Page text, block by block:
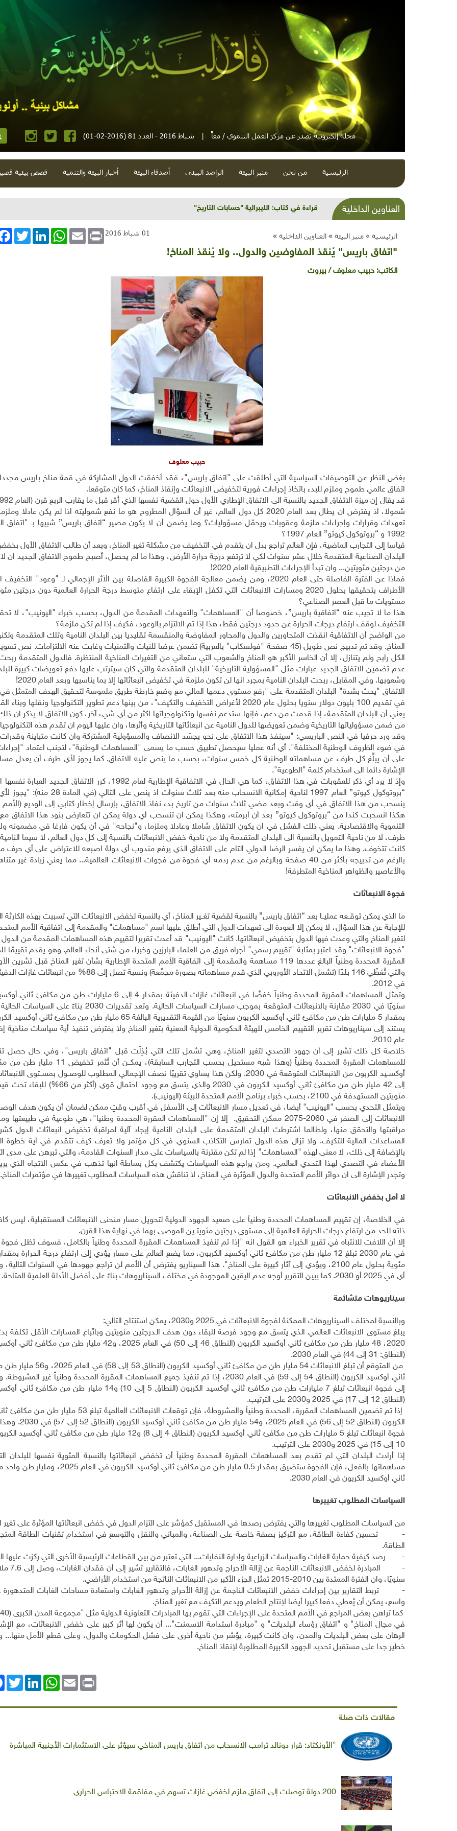
مجلة إلكترونية تصدر عن مركز العمل التنموي / معاً | شباط 2016 - العدد 81 (2016-02-01)
الرئيسية من نحن منبر البيئة الراصد البيئي أصدقاء البيئة أخبار البيئة والتنمية قصص بيئية
العناوين الداخلية التوابل والمطيبات من أشجار فلسطين (السماق والغار)
الرئيسية » منبر البيئة » العناوين الداخلية »
TwitterLinkedInWhatsApp Email Print 01 شباط 2016
"اتفاق باريس" يُنقذ المفاوضين والدول.. ولا يُنقذ المناخ!
الكاتب: حبيب معلوف / بيروت
حبيب معلوف
بغض النظر عن التوصيفات السياسية التي أطلقت على "اتفاق باريس"، فقد أخفقت الدول المشاركة في قمة مناخ باريس
اتفاق عالمي طموح وملزم للبدء باتخاذ إجراءات فورية لتخفيض الانبعاثات وإنقاذ المناخ، كما كان متوقعا.
شمولا، اذ يفترض ان يطال بعد العام 2020 كل دول العالم، غير أن السؤال المطروح هو ما نفع شموليته اذا لم يكن عادلا
تعهدات وقرارات وإجراءات ملزمة وعقوبات ويحمّل مسؤوليات؟ وما يضمن أن لا يكون مصير “اتفاق باريس” شبيها بـ "اتفاق
1992 و “بروتوكول كيوتو” العام 1997؟
قياسا إلى التجارب الماضية، فإن العالم تراجع بدل ان يتقدم في التخفيف من مشكلة تغير المناخ، وبعد أن طالب الاتفاق الأول
البلدان الصناعية المتقدمة خلال عشر سنوات لكي لا ترتفع درجة حرارة الأرض، وهذا ما لم يحصل، أصبح طموح الاتفاق الجديد ان لا
من درجتين مئويتين... وان تبدأ الإجراءات التطبيقية العام 2020
!
فماذا عن الفترة الفاصلة حتى العام 2020، ومن يضمن معالجة الفجوة الكبيرة الفاصلة بين الأثر الإجمالي لـ "وعود"
الأطراف بتحقيقها بحلول 2020 ومسارات الانبعاثات التي تكفل الإبقاء على ارتفاع متوسط درجة الحرارة العالمية دون
مستويات ما قبل العصر الصناعي؟
هذا ما لا تجيب عنه “اتفاقية باريس”، خصوصا أن "المساهمات" والتعهدات المقدمة من الدول، بحسب خبراء "اليونيب"، لا
التخفيف لوقف ارتفاع درجات الحرارة عن حدود درجتين فقط، هذا إذا تم الالتزام بالوعود، فكيف إذا لم تكن ملزمة؟
من الواضح أن الاتفاقية انقذت المتحاورين والدول والمحاور المفاوضة والمنقسمة تقليديا بين البلدان النامية وتلك المتقدمة
المناخ. وقد تم تدبيج نص طويل (45 صفحة "فولسكاب" بالعربية) تضمن عرضا للنيات والتمنيات وغابت عنه الالتزامات. نص
الكل رابح ولم يتنازل، إلا أن الخاسر الأكبر هو المناخ والشعوب التي ستعاني من التغيرات المناخية المنتظرة. فالدول المتقدمة
عدم تضمين الاتفاق الجديد عبارات مثل "المسؤولية التاريخية" للبلدان المتقدمة والتي كان سيترتب عليها دفع تعويضات كبيرة
وشعوبها. وفي المقابل، ربحت البلدان النامية بمجرد انها لن تكون ملزمة في تخفيض انبعاثاتها إلا بما يناسبها وبعد العام 2020
!
الاتفاق "يحث بشدة" البلدان المتقدمة على "رفع مستوى دعمها المالي مع وضع خارطة طريق ملموسة لتحقيق الهدف المتمثل في
في تقديم 100 بليون دولار سنويا بحلول عام 2020 لأغراض التخفيف والتكيف"، من بينها دعم تطوير التكنولوجيا ونقلها
يعني أن البلدان المتقدمة، إذا قدمت من دعم، فإنها ستدعم نفسها وتكنولوجياتها اكثر من أي شيء آخر، كون الاتفاق لا يذكر ان
من ضمن مسؤولياتها التاريخية وضمن تعويضها للدول النامية عن انبعاثاتها التاريخية وأثرها، وان عليها اليوم ان تقدم هذه
وقد ورد حرفيا في النص الباريسي: "سينفذ هذا الاتفاق على نحو يجسّد الانصاف والمسؤولية المشتركة وان كانت متباينة
في ضوء الظروف الوطنية المختلفة". أي أنه عمليا سيحصل تطبيق حسب ما يسمى "المساهمات الوطنية"، لتجنب اعتماد
على أن يبلِّغ كل طرف عن مساهماته الوطنية كل خمس سنوات، بحسب ما ينص عليه الاتفاق. كما يجوز لأي طرف أن يعدل
الإشارة دائما الى استخدام كلمة "الطوعية".
وإذ لا يرد أي ذكر للعقوبات في هذا الاتفاق، كما هي الحال في الاتفاقية الإطارية لعام 1992، كرر الاتفاق
“بروتوكول كيوتو” العام 1997 لناحية إمكانية الانسحاب منه بعد ثلاث
ينسحب من هذا الاتفاق في أي وقت وبعد مضي ثلاث سنوات من تاريخ بدء نفاذ الاتفاق، بإرسال إخطار كتابي إلى الوديع (الأمم
هكذا انسحبت كندا من “بروتوكول كيوتو” بعد أن أبرمته، وهكذا يمكن ان تنسحب أي دولة يمكن ان تتعارض بنود هذا الاتفاق مع
التنموية والاقتصادية. يعني ذلك الفشل في ان يكون الاتفاق شاملا وعادلا وملزما، و"نجاحه" في أن يكون فارغا في مضمونه
طرف، لا من ناحية التمويل بالنسبة الى البلدان المتقدمة ولا من ناحية خفض الانبعاثات بالنسبة إلى كل دول العالم، لا سيما
كانت تتخوف. وهذا ما يمكن ان يفسر الرضا الدولي التام على الاتفاق الذي يرفع مندوب أي دولة اصبعه للاعتراض على أي حرف
بالرغم من تدبيجه بأكثر من 40 صفحة وبالرغم من عدم ردمه أي فجوة من فجوات الانبعاثات العالمية... مما يعني زيادة غير
والأعاصير والظواهر المناخية المتطرفة!
فجوة الانبعاثات
ما الذي يمكن توقــعه عمليــا بعد “اتفاق باريس” بالنسبة لقضية تغــير المناخ، أي بالنسبة لخفض الانبعاثات التي تسببت بهذه الكارثة
للإجابة عن هذا السؤال، لا يمكن إلا العودة الى تعهدات الدول التي أطلق عليها اسم "مساهمات" والمقدمة إلى اتفاقية الأمم
لتغير المناخ والتي وعدت فيها الدول بتخفيض انبعاثاتها. كانت "اليونيب" قد أعدت تقريرا لتقييم هذه المساهمات المقدمة من
"فجوة الانبعاثات" وقد اعتبر بمثابة "تقييم رسمي" أجراه فريق من العلماء البارزين وخبراء من شتى أنحاء العالم. وهو يقدم تقييمًا
والتي تُغطِّي 146 بلدًا (تشمل الاتحاد الأوروبي الذي قدم مساهماته بصورة مجمَّعة) ونسبة تصل إلى
في 2012
.
وتمثل المساهمات المقررة المحددة وطنياً خفضًا في انبعاثات غازات الدفيئة بمقدار 4 إلى 6 مليارات طن
سنويًا في 2030 مقارنة بالانبعاثات المتوقعة بموجب مسارات السياسات الحالية. وتعد تقديرات
بمقدار 5 مليارات طن من مكافئ ثاني أوكسيد الكربون سنويًا من القيمة التقديرية البالغة 65 مليار طن من
يستند إلى سيناريوهات تقرير التقييم الخامس للهيئة الحكومية الدولية المعنية بتغير المناخ ولا يفترض تنفيذ أية سياسات مناخية
عام 2010
.
خلاصة كل ذلك تشير إلى أن جهود التصدي لتغير المناخ، وهي تشمل تلك التي بُذِلَت قبل "اتفاق باريس"، وفي حال حصل
للمساهمات المقررة المحددة وطنياً (وهذا شبه مستحيل بحسب التجارب
أوكســيد الكربون من الانبعاثات المتوقعة في 2030. ولكن هذا يساوي تقريبًا نصف الإجمالي المطلوب للوصــول بمســتوى
إلى 42 مليار طن من مكافئ ثاني أوكسيد الكربون في 2030 والذي يتسق مع وجود
مئويتين المستهدفة في 2100، بحسب خبراء برنامج الأمم المتحدة للبيئة (اليونيب).
ويتمثل التحدي بحسب "اليونيب" أيضا، في تعديل مسار الانبعاثات إلى الأسفل في أقرب وقتٍ ممكن لضمان أن يكون هدف
الانبعاثات إلى الصفر في 2060-2075 ممكن التحقيق
. إلا إن "المساهمات المقررة المحددة وطنيا"، هي طوعية في طبيعتها
مراقبتها والتحقق منها، ولطالما اشترطت البلدان المتقدمة على البلدان النامية إيجاد آلية لمراقبة تخفيض انبعاثات الدول
المساعدات المالية للتكيف. ولا تزال هذه الدول تمارس التكاذب السنوي في كل مؤتمر ولا تعرف كيف تتقدم في أية خطوة
بالإضافة إلى ذلك، لا معنى لهذه "المساهمات" إذا لم تكن مقترنة بالسياسات على مدار السنوات القادمة، والتي تبرهن على مدى
الأعضاء في التصدي لهذا التحدي العالمي. ومن يراجع هذه السياسات يكتشف بكل بساطة انها تذهب في عكس الاتجاه الذي
وتجدر الإشارة الى ان دوائر الأمم المتحدة والدول المؤثرة في المناخ، لا تناقش هذه السياسات المطلوب تغييرها في مؤتمرات المناخ.
لا أمل بخفض الانبعاثات
في الخلاصة، إن تقييم المساهمات المحددة وطنياً على صعيد الجهود الدولية لتحويل مسار منحنى الانبعاثات المستقبلية، ليس
ذاته للحد من ارتفاع درجات الحرارة العالمية إلى مستوى درجتين مئويتــين الموصى بهما في نهاية هذا القرن.
إلا أن اللافت للانتباه في تقرير الخبراء هو القول انه "إذا تم تنفيذ المساهمات المقررة المحددة وطنياً بالكامل، فسوف تظل فجوة
مئوية بحلول عام 2100، ويؤدي إلى آثار كبيرة على المناخ". هذا السيناريو يفترض أن الأمم لن تراجع جهودها في السنوات
أي في 2025 أو 2030. كما يبين التقرير أوجه عدم اليقين الموجودة في مختلف السيناريوهات بناءً على أفضل الأدلة العلمية المتاحة
.
سيناريوهات متشائمة
وبالنسبة لمختلف السيناريوهات الممكنة لفجوة الانبعاثات في 2025 و 0203، يمكن استنتاج التالي
:
يبلغ مستوى الانبعاثات العالمي الذي يتسق مع وجود فرصة للبقاء دون هدف الـدرجتين مئويتين وباتّباع المسارات الأقل تكلفة
2020، 48 مليار طن من مكافئ ثاني أوكسيد الكربون (النطاق 46 إلى 50) في العام 2025، و42 مليار
(النطاق: 31 إلى 44) في العام 2030
.
من المتوقع أن تبلغ الانبعاثات 54 مليار طن من مكافئ ثاني
ثاني أوكسيد الكربون (النطاق 54 إلى 59) في العام 2030، إذا تم تنفيذ جميع المساهمات المقررة المحددة وطنياً غير
إلى فجوة انبعاثات تبلغ 7 مليارات طن من مكافئ ثاني أوكسيد الكربون (النطاق 5 إلى 10) و14 مليار
(النطاق 12 إلى 17) في 2025 و2030 على الترتيب
.
إذا تم تضمين المساهمات المقررة، المحددة وطنياً والمشروطة، فإن توقعات الانبعاثات
الكربون (النطاق 52 إلى 56) في العام 2025،
فجوة انبعاثات تبلغ 5 مليارات طن من مكافئ ثاني أوكسيد الكربون (النطاق 4 إلى 8) و12 مليار طن من مكافئ
10 إلى 15) في 2025 و2030 على الترتيب
.
إذا أرادت البلدان التي لم تقدم بعد المساهمات المقررة المحددة وطنياً أن تخفض انبعاثاتها بالنسبة المئوية نفسها للبلدان
مساهماتها بالفعل، فإن الفجوة ستضيق بمقدار 0.5 مليار طن من مكافئ ثاني أوكسيد
ثاني أوكسيد الكربون في العام 2030
.
السياسات المطلوب تغييرها
من السياسات المطلوب تغييرها والتي يفترض رصدها في المستقبل كمؤشر على التزام الدول في خفض انبعاثاتها المؤثرة على تغير
-
تحسين كفاءة الطاقة، مع التركيز بصفة خاصة على الصناعة، والمباني والنقل والتوسع في استخدام تقنيات الطاقة
الطاقة.
- رصد كيفية حماية الغابات والسياسات الزراعية وإدارة النفايات... التي تعتبر من بين القطاعات الرئيسية الأخرى التي ركزت عليها
- المبادرة لخفض الانبعاثات
سنويًا، وان الفترة الممتدة بين 2010-2015 تمثل الجزء الأكبر من الانبعاثات الناتجة من استخدام الأراضي
.
- تربط التقارير بين إجراءات خفض الانبعاثات الناجمة عن إزالة الأحراج وتدهور الغابات واستعادة مساحات الغابات
واسع، يمكن أن يُعطي دفعا كبيرا أيضا لإنتاج الطعام ويدعم التكيف مع تغير المناخ.
كما تراهن بعض المراجع في الأمم المتحدة على الإجراءات التي تقوم بها المبادرات التعاونية الدولية مثل "مجموعة المدن الكبرى (C 40)
في مجال المناخ" و "اتفاق رؤساء البلديات" و "مبادرة استدامة الاسمنت"... أن يكون لها أثر كبير على خفض الانبعاثات، مع
الرهان على بعض البلديات والمدن، وان كانت كبيرة، يؤشر من ناحية أخرى على فشل الحكومات والدول، وعلى قطع الأمل
خطير جدا على مستقبل تحديد الجهود الكبيرة المطلوبة لإنقاذ المناخ.
LinkedIn
WhatsAppEmail Print
مقالات ذات صلة
"الأونكتاد: قرار دونالد ترامب الانسحاب من اتفاق باريس المناخي سيؤثر على الاستثمارات الأجنبية المباشرة
200 دولة توصلت إلى اتفاق ملزم لخفض ‏‏غازات تسهم في مفاقمة الاحتباس الحراري